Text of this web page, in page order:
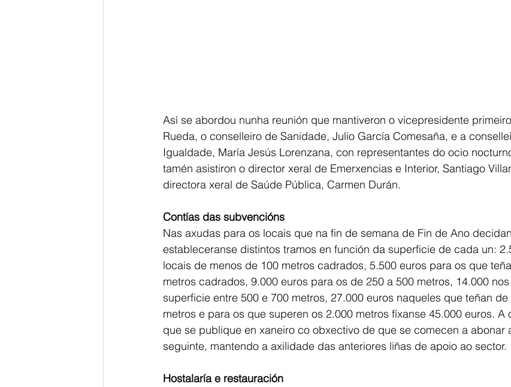
Así se abordou nunha reunión que mantiveron o vicepresidente
Rueda, o conselleiro de Sanidade, Julio García Comesaña, e a
Igualdade, María Jesús Lorenzana, con representantes do ocio
tamén asistiron o director xeral de Emerxencias e Interior, Santiago
directora xeral de Saúde Pública, Carmen Durán.
Contías das subvencións
Nas axudas para os locais que na fin de semana de Fin de Ano
estableceranse distintos tramos en función da superficie de cada un:
locais de menos de 100 metros cadrados, 5.500 euros para os que
metros cadrados, 9.000 euros para os de 250 a 500 metros, 14.000
superficie entre 500 e 700 metros, 27.000 euros naqueles que teñan
metros e para os que superen os 2.000 metros fíxanse 45.000 euros. A
que se publique en xaneiro co obxectivo de que se comecen a abonar
seguinte, mantendo a axilidade das anteriores liñas de apoio ao sector.
Hostalaría e restauración